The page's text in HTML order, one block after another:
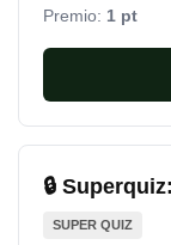
Premio: 1 pt
🔒
SUPER QUIZ